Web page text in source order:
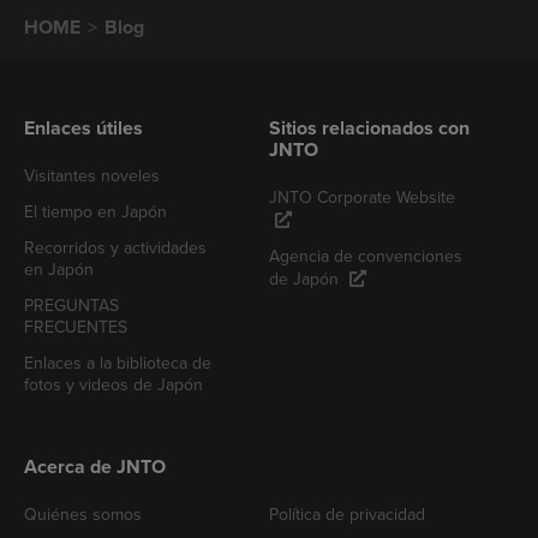
HOME Blog
Enlaces útiles
Visitantes noveles
El tiempo en Japón
Recorridos y actividades
en Japón
PREGUNTAS
FRECUENTES
Enlaces a la biblioteca de
fotos y videos de Japón
Sitios relacionados con
JNTO
JNTO Corporate Website
Agencia de convenciones
de Japón
Acerca de JNTO
Quiénes somos
Política de privacidad